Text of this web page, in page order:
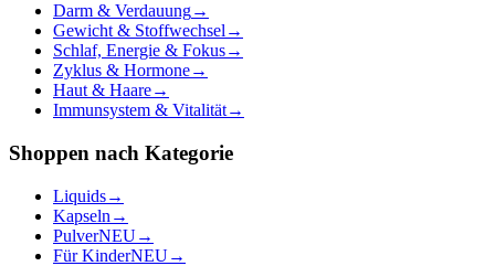
Darm & Verdauung→
Gewicht & Stoffwechsel→
Schlaf, Energie & Fokus→
Zyklus & Hormone→
Haut & Haare→
Immunsystem & Vitalität→
Shoppen nach Kategorie
Liquids→
Kapseln →
PulverNEU→
Für KinderNEU→